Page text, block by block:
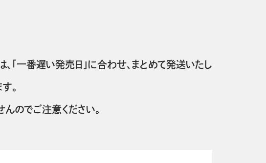
一番遅い発売日」に合わせ、まとめて発送いたし
す。
のでご注意ください。